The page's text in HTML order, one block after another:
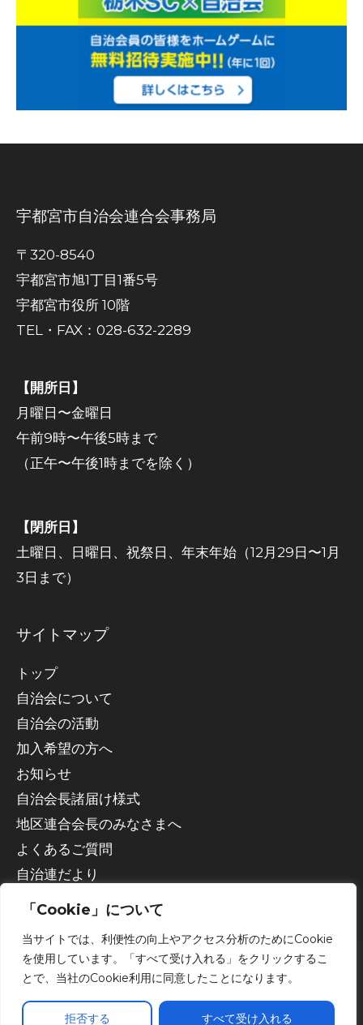
「Cookie」について
当サイトでは、利便性の向上やアクセス分析のためにCookie
を使用しています。「すべて受け入れる」をクリックするこ
とで、当社のCookie利用に同意したことになります。
拒否する すべて受け入れる
宇都宮市自治会連合会事務局
〒320-8540
宇都宮市旭1丁目1番5号
宇都宮市役所 10階
TEL・FAX：028-632-2289
【開所日】
月曜日〜金曜日
午前9時〜午後5時まで
（正午〜午後1時までを除く）
【閉所日】
土曜日、日曜日、祝祭日、年末年始（12月29日〜1月
3日まで）
サイトマップ
トップ
自治会について
自治会の活動
加入希望の方へ
お知らせ
自治会長諸届け様式
地区連合会長のみなさまへ
よくあるご質問
自治連だより